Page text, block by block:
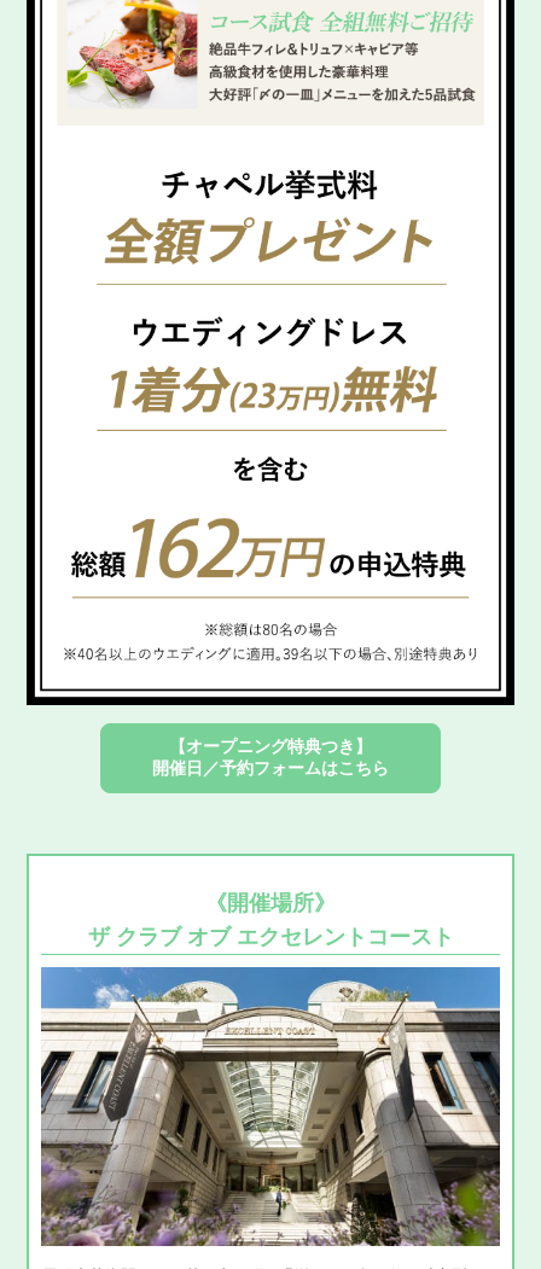
【オープニング特典つき】
開催日／予約フォームはこちら
《開催場所》
ザ クラブ オブ エクセレントコースト